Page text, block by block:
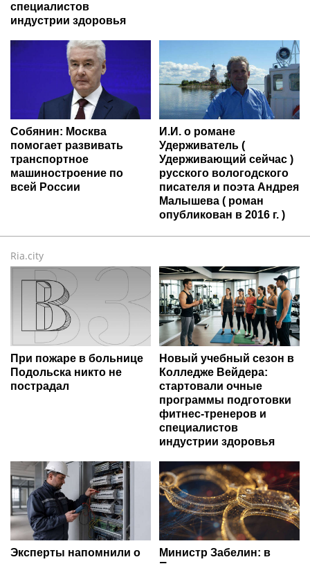
специалистов
индустрии здоровья
Собянин: Москва
помогает развивать
транспортное
машиностроение по
всей России
И.И. о романе
Удерживатель (
Удерживающий сейчас )
русского вологодского
писателя и поэта Андрея
Малышева ( роман
опубликован в 2016 г. )
Ria.city
При пожаре в больнице
Подольска никто не
пострадал
Новый учебный сезон в
Колледже Вейдера:
стартовали очные
программы подготовки
фитнес-тренеров и
специалистов
индустрии здоровья
Эксперты напомнили о
Министр Забелин: в
Подольске